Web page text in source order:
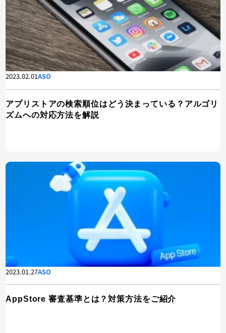
2023.02.01ASO
アプリストアの検索順位はどう決まっている？アルゴリ
ズムへの対応方法を解説
2023.01.27ASO
AppStore 審査基準とは？対策方法をご紹介